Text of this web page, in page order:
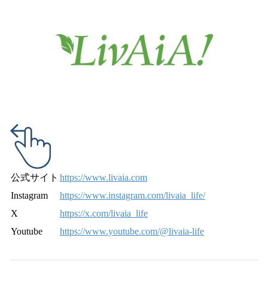
公式サイト https://www.livaia.com
Instagram
https://www.instagram.com/livaia_life/
X
https://x.com/livaia_life
Youtube
https://www.youtube.com/@livaia-life